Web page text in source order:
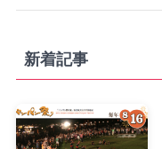
新着記事